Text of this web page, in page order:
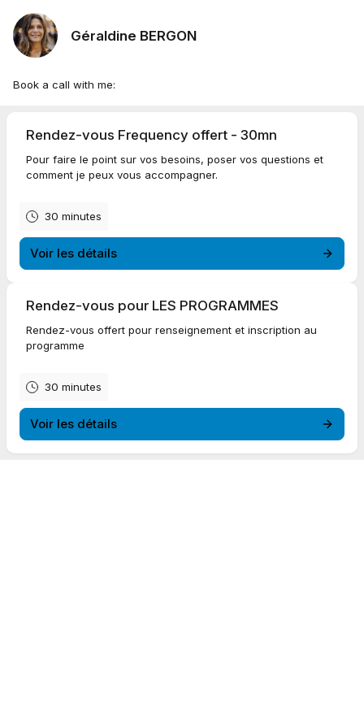
Géraldine BERGON
Book a call with me:
Rendez-vous Frequency offert - 30mn
Pour faire le point sur vos besoins, poser vos questions et
comment je peux vous accompagner.
30 minutes
Voir les détails
Rendez-vous pour LES PROGRAMMES
Rendez-vous offert pour renseignement et inscription au
programme
30 minutes
Voir les détails